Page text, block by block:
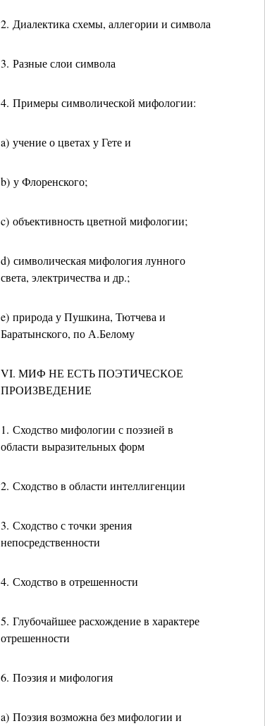
2. Диалектика схемы, аллегории и символа
3. Разные слои символа
4. Примеры символической мифологии:
a) учение о цветах у Гете и
b) у Флоренского;
c) объективность цветной мифологии;
d) символическая мифология лунного
света, электричества и др.;
e) природа у Пушкина, Тютчева и
Баратынского, по А.Белому
VI. МИФ НЕ ЕСТЬ ПОЭТИЧЕСКОЕ
ПРОИЗВЕДЕНИЕ
1. Сходство мифологии с поэзией в
области выразительных форм
2. Сходство в области интеллигенции
3. Сходство с точки зрения
непосредственности
4. Сходство в отрешенности
5. Глубочайшее расхождение в характере
отрешенности
6. Поэзия и мифология
a) Поэзия возможна без мифологии и